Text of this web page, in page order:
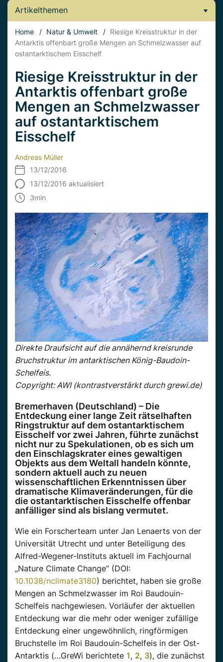
Artikelthemen
Home / Natur & Umwelt / Riesige Kreisstruktur in der
Antarktis offenbart große Mengen an Schmelzwasser auf
ostantarktischem Eisschelf
Riesige Kreisstruktur in der
Antarktis offenbart große
Mengen an Schmelzwasser
auf ostantarktischem
Eisschelf
Andreas Müller
13/12/2016
13/12/2016 aktualisiert
3min
Direkte Draufsicht auf die annähernd kreisrunde
Bruchstruktur im antarktischen König-Baudoin-
Schelfeis.
Copyright: AWI (kontrastverstärkt durch grewi.de)
Bremerhaven (Deutschland) – Die
Entdeckung einer lange Zeit rätselhaften
Ringstruktur auf dem ostantarktischem
Eisschelf vor zwei Jahren, führte zunächst
nicht nur zu Spekulationen, ob es sich um
den Einschlagskrater eines gewaltigen
Objekts aus dem Weltall handeln könnte,
sondern aktuell auch zu neuen
wissenschaftlichen Erkenntnissen über
dramatische Klimaveränderungen, für die
die ostantarktischen Eisschelfe offenbar
anfälliger sind als bislang vermutet.
Wie ein Forscherteam unter Jan Lenaerts von der
Universität Utrecht und unter Beteiligung des
Alfred-Wegener-Instituts aktuell im Fachjournal
„Nature Climate Change“ (DOI:
10.1038/nclimate3180) berichtet, haben sie große
Mengen an Schmelzwasser im Roi Baudouin-
Schelfeis nachgewiesen. Vorläufer der aktuellen
Entdeckung war die mehr oder weniger zufällige
Entdeckung einer ungewöhnlich, ringförmigen
Bruchstelle im Roi Baudouin-Schelfeis in der Ost-
Antarktis (…GreWi berichtete 1, 2, 3), die zunächst